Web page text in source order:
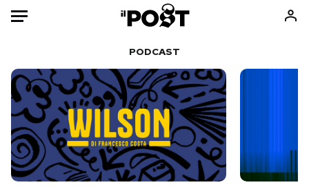
Auto
HOME
Italia
Mondo
Politica
Tecnologia
Moda
Libri
Consumismi
Storie/Idee
PODCAST